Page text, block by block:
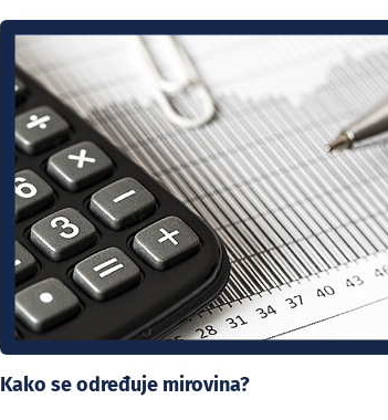
Kako se određuje mirovina?